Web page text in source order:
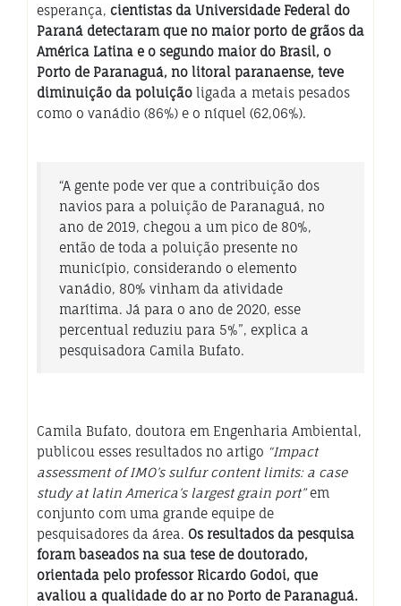
esperança, cientistas da Universidade Federal do
Paraná detectaram que no maior porto de grãos da
América Latina e o segundo maior do Brasil, o
Porto de Paranaguá, no litoral paranaense, teve
diminuição da poluição ligada a metais pesados
como o vanádio (86%) e o níquel (62,06%).
“A gente pode ver que a contribuição dos
navios para a poluição de Paranaguá, no
ano de 2019, chegou a um pico de 80%,
então de toda a poluição presente no
município, considerando o elemento
vanádio, 80% vinham da atividade
marítima. Já para o ano de 2020, esse
percentual reduziu para 5%”, explica a
pesquisadora Camila Bufato.
Camila Bufato, doutora em Engenharia Ambiental,
publicou esses resultados no artigo “Impact
assessment of IMO’s sulfur content limits: a case
study at latin America’s largest grain port”em
conjunto com uma grande equipe de
pesquisadores da área. Os resultados da pesquisa
foram baseados na sua tese de doutorado,
orientada pelo professor Ricardo Godoi, que
avaliou a qualidade do ar no Porto de Paranaguá.